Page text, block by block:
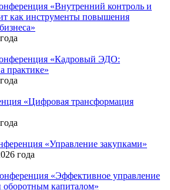
«Внутренний контроль и
как инструменты повышения
«Кадровый ЭДО:
практике»
«Цифровая трансформация
«Управление закупками»
года
«Эффективное управление
капиталом»